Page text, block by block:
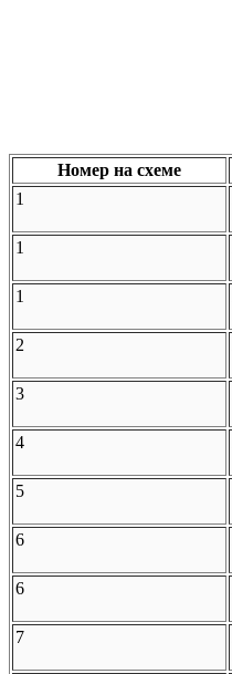
Номер на схеме
1
1
1
2
3
4
5
6
6
7